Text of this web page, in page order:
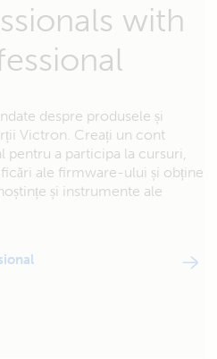
with
despre produsele și
Victron. Creați un cont
pentru a participa la cursuri,
ale firmware-ului și obține
și instrumente ale